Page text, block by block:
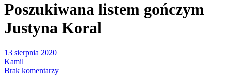
Poszukiwana listem gończym
Justyna Koral
13 sierpnia 2020
Kamil
Brak komentarzy